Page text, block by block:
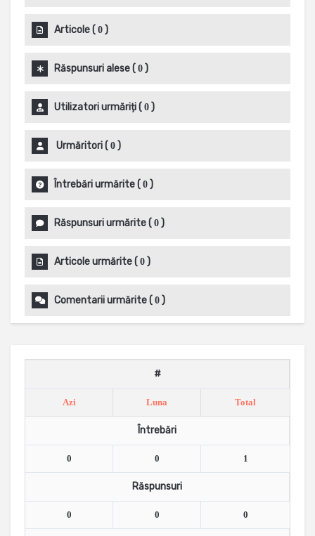
Articole( 0 )
Răspunsuri alese( 0 )
Utilizatori urmăriți( 0 )
Urmăritori( 0 )
Întrebări urmărite( 0 )
Răspunsuri urmărite( 0 )
Articole urmărite( 0 )
Comentarii urmărite( 0 )
#
Azi Luna Total
Întrebări
0 0 1
Răspunsuri
0 0 0